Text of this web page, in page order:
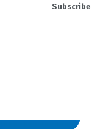
Subscribe